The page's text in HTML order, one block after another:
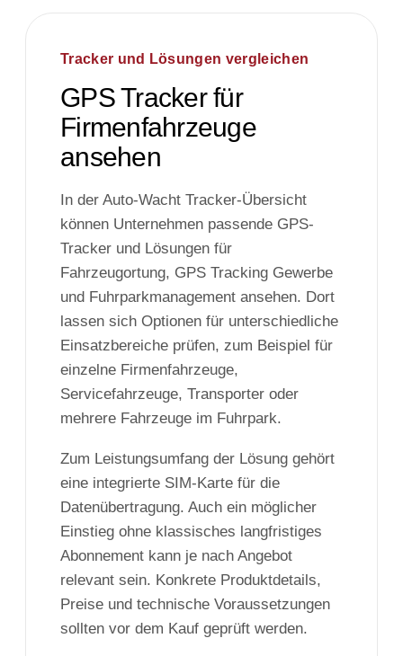
Tracker und Lösungen vergleichen
GPS Tracker für
Firmenfahrzeuge
ansehen
In der Auto-Wacht Tracker-Übersicht
können Unternehmen passende GPS-
Tracker und Lösungen für
Fahrzeugortung, GPS Tracking Gewerbe
und Fuhrparkmanagement ansehen. Dort
lassen sich Optionen für unterschiedliche
Einsatzbereiche prüfen, zum Beispiel für
einzelne Firmenfahrzeuge,
Servicefahrzeuge, Transporter oder
mehrere Fahrzeuge im Fuhrpark.
Zum Leistungsumfang der Lösung gehört
eine integrierte SIM-Karte für die
Datenübertragung. Auch ein möglicher
Einstieg ohne klassisches langfristiges
Abonnement kann je nach Angebot
relevant sein. Konkrete Produktdetails,
Preise und technische Voraussetzungen
sollten vor dem Kauf geprüft werden.